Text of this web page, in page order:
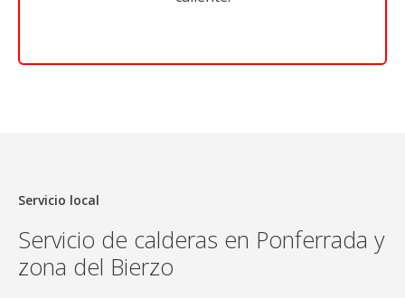
Servicio local
Servicio de calderas en Ponferrada y
zona del Bierzo